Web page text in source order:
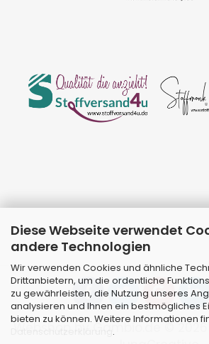
Diese Webseite verwendet
andere Technologien
Wir verwenden Cookies und ähnliche
Drittanbietern, um die ordentliche
zu gewährleisten, die Nutzung unseres
analysieren und Ihnen ein bestmögliches
bieten zu können. Weitere Informationen
.
Webshopby Gambio.de © 2026